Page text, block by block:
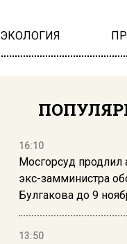
ЭКОЛОГИЯ
16:10
Мосгорсуд продлил
экс-замминистра
Булгакова до 9
13:50